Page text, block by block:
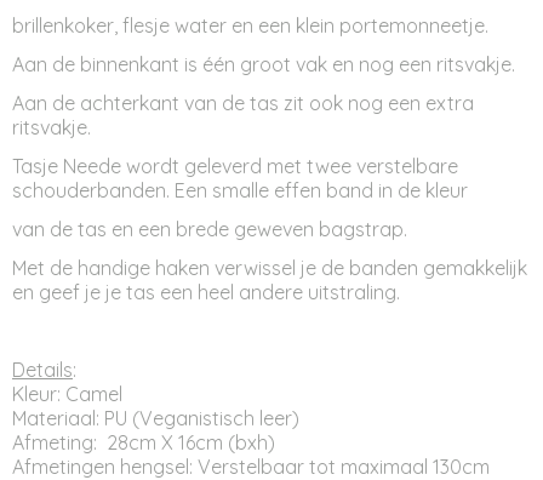
brillenkoker, flesje water en een klein portemonneetje.
Aan de binnenkant is één groot vak en nog een ritsvakje.
Aan de achterkant van de tas zit ook nog een extra
ritsvakje.
Tasje Neede wordt geleverd met twee verstelbare
schouderbanden. Een smalle effen band in de kleur
van de tas en een brede geweven bagstrap.
Met de handige haken verwissel je de banden gemakkelijk
en geef je je tas een heel andere uitstraling.
Details:
Kleur: Camel
Materiaal: PU (Veganistisch leer)
Afmeting: 28cm X 16cm (bxh)
Afmetingen hengsel: Verstelbaar tot maximaal 130cm